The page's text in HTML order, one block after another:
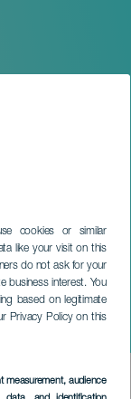
cookies or similar
like your visit on this
do not ask for your
business interest. You
based on legitimate
Privacy Policy on this
measurement, audience
i Los